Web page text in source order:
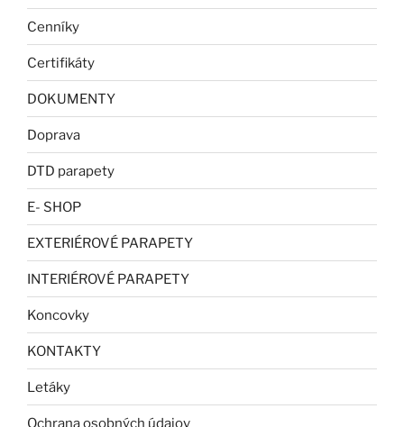
Cenníky
Certifikáty
DOKUMENTY
Doprava
DTD parapety
E- SHOP
EXTERIÉROVÉ PARAPETY
INTERIÉROVÉ PARAPETY
Koncovky
KONTAKTY
Letáky
Ochrana osobných údajov